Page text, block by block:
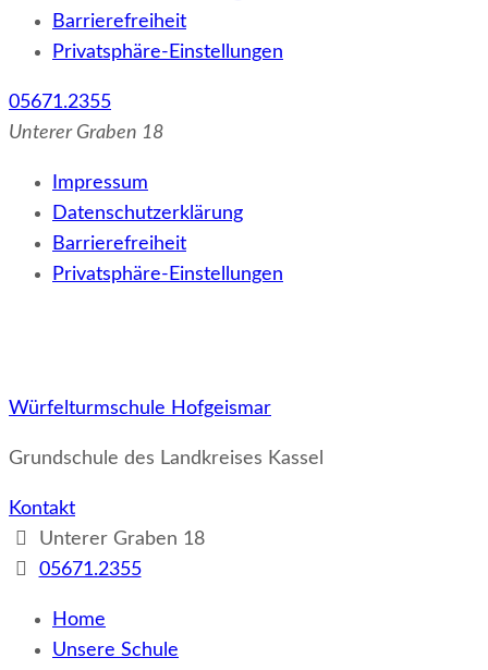
Barrierefreiheit
Privatsphäre-Einstellungen
05671.2355
Unterer Graben 18
Impressum
Datenschutzerklärung
Barrierefreiheit
Privatsphäre-Einstellungen
Würfelturmschule Hofgeismar
Grundschule des Landkreises Kassel
Kontakt
Unterer Graben 18
05671.2355
Home
Unsere Schule